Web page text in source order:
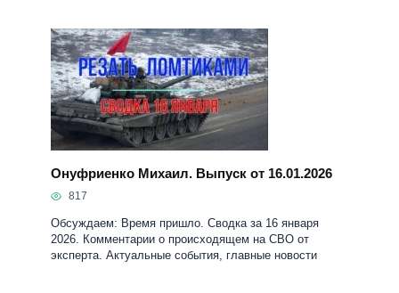
Онуфриенко Михаил. Выпуск от 16.01.2026
817
Обсуждаем: Время пришло. Сводка за 16 января
2026. Комментарии о происходящем на СВО от
эксперта. Актуальные события, главные новости